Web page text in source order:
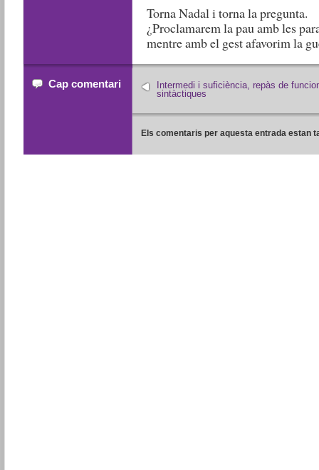
Torna Nadal i torna la pregunta.
¿Proclamarem la pau amb les
mentre amb el gest afavorim la
Cap comentari
Intermedi i suficiència, repàs de
sintàctiques
Els comentaris per aquesta entrada estan